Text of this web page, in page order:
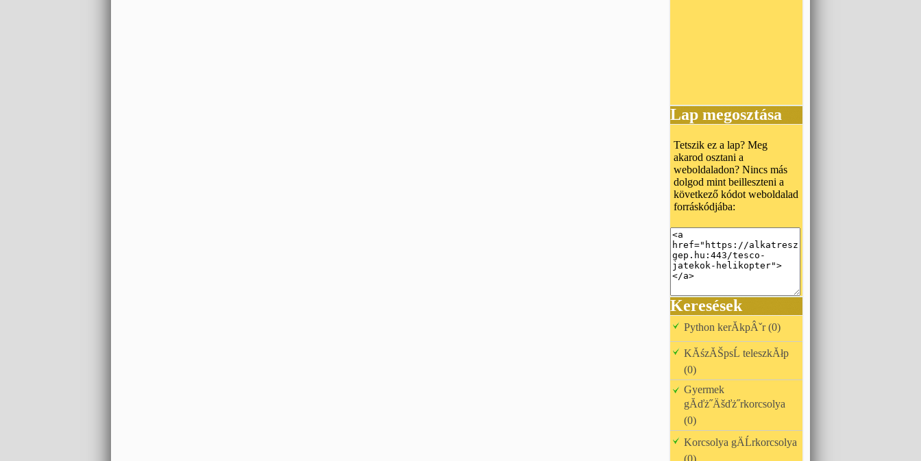
Lap megosztása
Tetszik ez a lap? Meg
akarod osztani a
weboldaladon? Nincs más
dolgod mint beilleszteni a
következő kódot weboldalad
forráskódjába:
Keresések
Python kerĂkpÂˇr (0)
KĂśzĂŠpsĹ teleszkĂłp
(0)
Gyermek
gĂďż˝Äšďż˝rkorcsolya
(0)
Korcsolya gÄĹrkorcsolya
(0)